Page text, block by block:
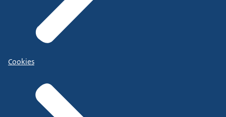
Cookies